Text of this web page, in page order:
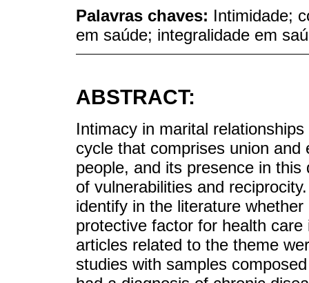
Palavras chaves: Intimidade;
em saúde; integralidade em
ABSTRACT:
Intimacy in marital
cycle that comprises union
people, and its presence in
of vulnerabilities and
identify in the literature
protective factor for health
articles related to the theme
studies with samples